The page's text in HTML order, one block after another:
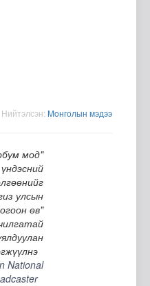
Нийтэлсэн: Moнголын мэдээ
мод"
үндэсний
улсын
өв"
National